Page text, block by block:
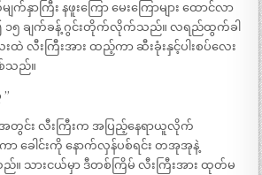
ာကြီး နဖူးကြော မေးကြောများ ထောင်လာ
၅ ချက်ခန့် ဂွင်းတိုက်လိုက်သည်။ လရည်ထွက်ခါ
းထဲ လီးကြီးအား ထည့်ကာ ဆီးခုံးနှင့်ပါးစပ်လေး
သည်။
အတွင်း လီးကြီးက အပြည့်နေရာယူလိုက်
ာ ခေါင်းကို နောက်လှန်ပစ်ရင်း တအုအုနဲ့
သားငယ်မှာ ဒီတစ်ကြိမ် လီးကြီးအား ထုတ်မ